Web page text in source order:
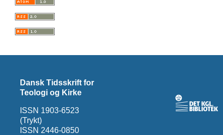
Dansk Tidsskrift for
Teologi og Kirke
ISSN 1903-6523
(Trykt)
ISSN 2446-0850